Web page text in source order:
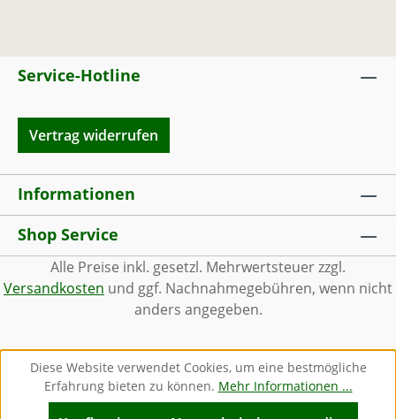
Service-Hotline
Vertrag widerrufen
Informationen
Shop Service
Alle Preise inkl. gesetzl. Mehrwertsteuer zzgl.
Versandkosten und ggf. Nachnahmegebühren, wenn nicht
anders angegeben.
Diese Website verwendet Cookies, um eine bestmögliche
Erfahrung bieten zu können. Mehr Informationen ...